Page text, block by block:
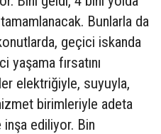
Bunlarla da
geçici iskanda
fırsatını
elektriğiyle, suyuyla,
birimleriyle adeta
inşa ediliyor. Bin